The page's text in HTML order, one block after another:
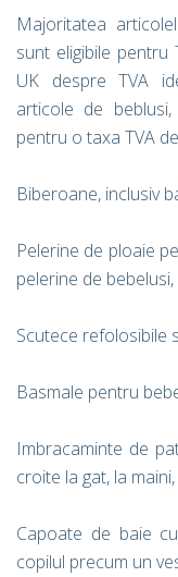
Majoritatea
sunt eligibile pentru
UK despre TVA
articole de
pentru o taxa TVA
Biberoane, inclusiv
Pelerine de ploaie
pelerine de
Scutece refolosibile
Basmale pentru
Imbracaminte de
croite la gat, la
Capoate de baie
copilul precum un